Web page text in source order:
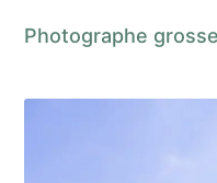
Photographe